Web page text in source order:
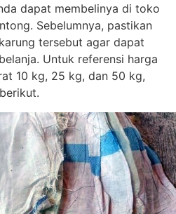
dapat membelinya di toko
Sebelumnya, pastikan
tersebut agar dapat
Untuk referensi harga
10 kg, 25 kg, dan 50 kg,